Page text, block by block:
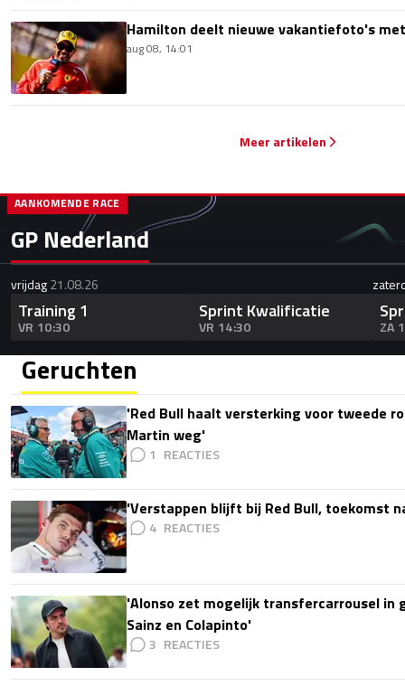
Hamilton deelt nieuwe vakantiefoto's
aug 08, 14:01
Meer artikelen
GP Nederland
AANKOMENDE RACE
vrijdag21.08.26
Training 1
VR 10:30
Sprint Kwalificatie
VR 14:30 ZA
Geruchten
'Red Bull haalt versterking voor tweede
Martin weg'
1
'Verstappen blijft bij Red Bull, toekomst
4
'Alonso zet mogelijk transfercarrousel in
Sainz en Colapinto'
3